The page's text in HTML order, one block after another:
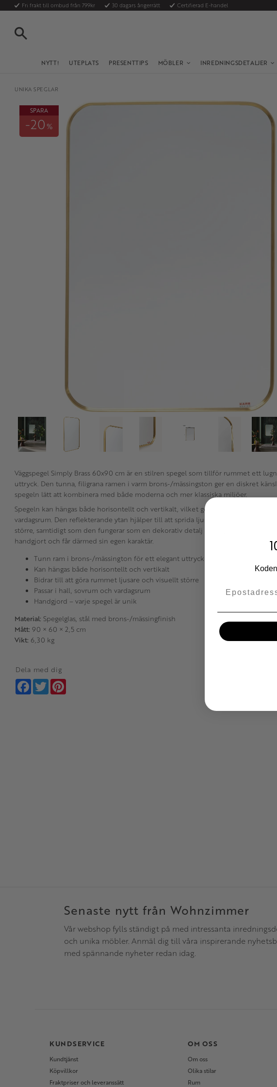
Fri frakt till ombud från 799kr 30 dagars ångerrätt Certifierad E-handel
NYTT! UTEPLATS PRESENTTIPS MÖBLER INREDNINGSDETALJER
UNIKA SPEGLAR
SPARA
20 %
Väggspegel Simply Brass 60x90 cm är en stilren spegel som tillför rummet ett
uttryck. Den tunna, filigrana ramen i varm brons-/mässingston ger en diskret
spegeln lätt att kombinera med både moderna och mer klassiska miljöer.
Spegeln kan hängas både horisontellt och vertikalt, vilket gör den flexibel i hall,
vardagsrum. Den reflekterande ytan hjälper till att sprida ljus och kan få rummet
större, samtidigt som den fungerar som en dekorativ detalj på väggen. Varje
handgjort och får därmed sin egen karaktär.
Tunn ram i brons-/mässington för ett elegant uttryck
Kan hängas både horisontellt och vertikalt
Bidrar till att göra rummet ljusare och visuellt större
Passar i hall, sovrum och vardagsrum
Handgjord – varje spegel är unik
Material: Spegelglas, stål med brons-/mässingfinish
Mått: 90 × 60 × 2,5 cm
Vikt: 6,30 kg
Dela med dig
Facebook
Twitter
Senaste nytt från Wohnzimmer
Vår webshop fylls ständigt på med intressanta
och unika möbler. Anmäl dig till våra inspirerande
med spännande nyheter redan idag.
KUNDSERVICE
Kundtjänst
Köpvillkor
Fraktpriser och leveranssätt
OM OSS
Om oss
Olika stilar
Rum